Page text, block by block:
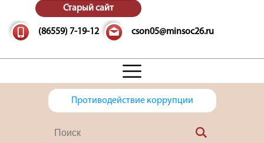
Старый сайт
(86559) 7-19-12 cson05@minsoc26.ru
Противодействие коррупции